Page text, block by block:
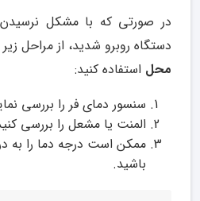
در صورتی که با مشکل
دستگاه روبرو شدید، از مراحل
محل استفاده کنید:
سنسور دمای فر را بررسی
المنت یا مشعل را بررسی
ممکن است درجه دما را به
باشید.